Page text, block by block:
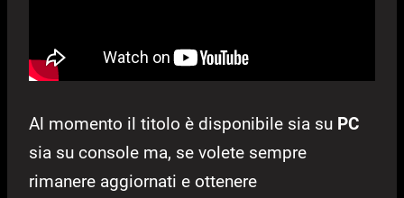
Al momento il titolo è disponibile sia su PC
sia su console ma, se volete sempre
rimanere aggiornati e ottenere